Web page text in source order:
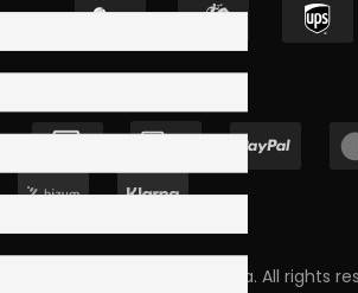
Copyright © 2023 Skpro, Lda. All rights